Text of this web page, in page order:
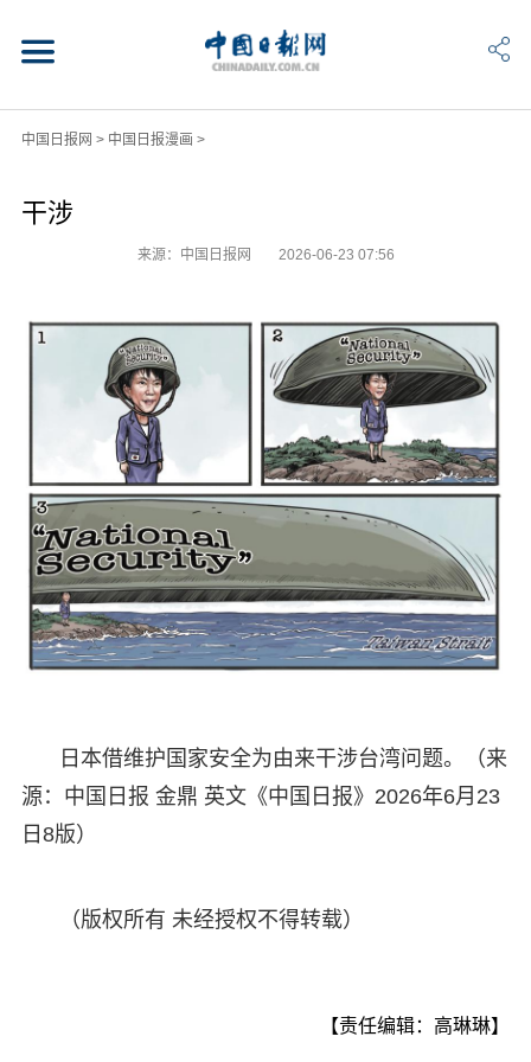
中国日报网 > 中国日报漫画 >
干涉
来源：中国日报网 2026-06-23 07:56
日本借维护国家安全为由来干涉台湾问题。（来
源：中国日报 金鼎 英文《中国日报》2026年6月23
日8版）
（版权所有 未经授权不得转载）
【责任编辑：高琳琳】